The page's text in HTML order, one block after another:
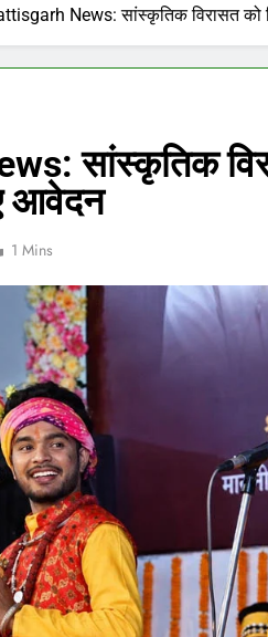
News: सांस्कृतिक विरासत को
सांस्कृतिक
आवेदन
1 Mins